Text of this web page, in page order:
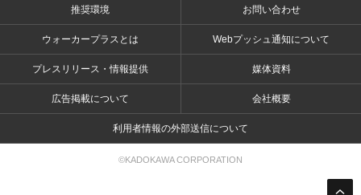
推奨環境 お問い合わせ
ウォーカープラスとは Webプッシュ通知について
プレスリリース・情報提供 媒体資料
広告掲載について 会社概要
利用者情報の外部送信について
©KADOKAWA CORPORATION